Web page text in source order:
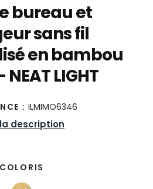
bureau et
sans fil
en bambou
NEAT LIGHT
: ILMIMO6346
description
COLORIS